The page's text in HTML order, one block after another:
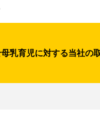
母乳育児に対する当社の